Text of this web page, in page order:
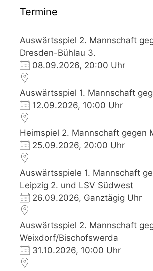
Termine
Auswärtsspiel 2. Mannschaft
Dresden-Bühlau 3.
08.09.2026, 20:00 Uhr
Auswärtsspiel 1. Mannschaft
12.09.2026, 10:00 Uhr
Heimspiel 2. Mannschaft gegen
25.09.2026, 20:00 Uhr
Auswärtsspiele 1. Mannschaft
Leipzig 2. und LSV Südwest
26.09.2026, Ganztägig Uhr
Auswärtsspiel 2. Mannschaft
Weixdorf/Bischofswerda
31.10.2026, 10:00 Uhr